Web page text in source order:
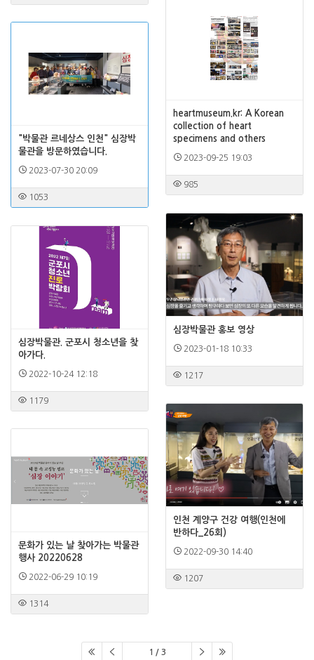
heartmuseum.kr: A Korean
collection of heart
specimens and others
2023-09-25 19:03
985
"박물관 르네상스 인천" 심장박
물관을 방문하였습니다.
2023-07-30 20:09
1053
심장박물관 홍보 영상
2023-01-18 10:33
1217
심장박물관. 군포시 청소년을 찾
아가다.
2022-10-24 12:18
1179
인천 계양구 건강 여행(인천에
반하다_26회)
2022-09-30 14:40
1207
문화가 있는 날 찾아가는 박물관
행사 20220628
2022-06-29 10:19
1314
1 / 3